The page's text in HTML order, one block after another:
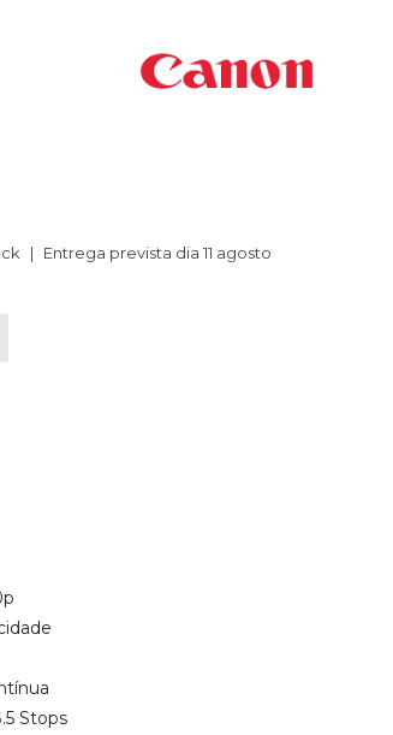
Entrega prevista dia 11 agosto
Stops